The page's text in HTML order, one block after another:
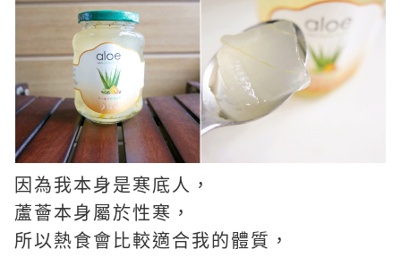
因為我本身是寒底人，
蘆薈本身屬於性寒，
所以熱食會比較適合我的體質，